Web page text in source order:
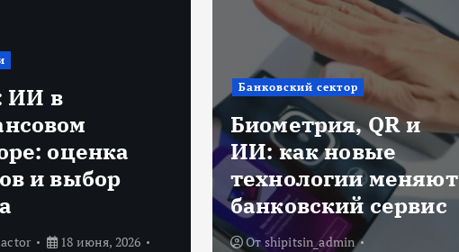
ИИ в
оценка
и выбор
18 июня, 2026
Банковский сектор
Биометрия, QR и
ИИ: как новые
технологии меняют
банковский сервис
От shipitsin_admin